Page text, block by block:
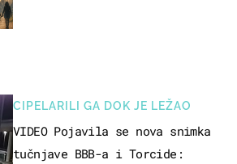
CIPELARILI GA DOK JE LEŽAO
VIDEO Pojavila se nova snimka
tučnjave BBB-a i Torcide: